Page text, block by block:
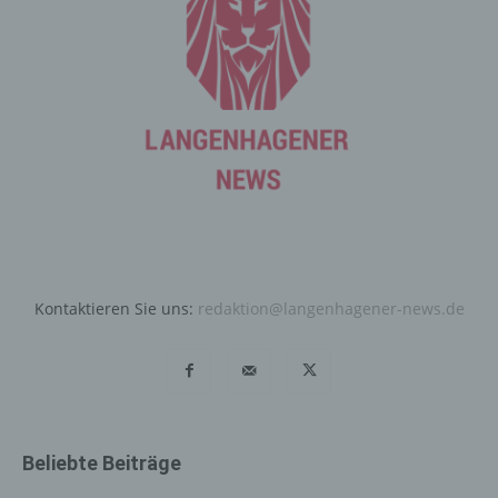
Kontaktieren Sie uns: redaktion@langenhagener-news.de
Beliebte Beiträge
entsprechenden Einstellung des genutzten
Internetbrowsers verhindern und damit der Setzung von
Cookies dauerhaft widersprechen. Ferner können
bereits gesetzte Cookies jederzeit über einen
Internetbrowser oder andere Softwareprogramme
gelöscht werden. Dies ist in allen gängigen
Person die Setzung von Cookies in dem genutzten
und Informationen
Internetseite durch eine betroffene Person oder ein
Informationen werden in den Logfiles des Servers
gespeichert. Erfasst werden können die (1) verwendeten